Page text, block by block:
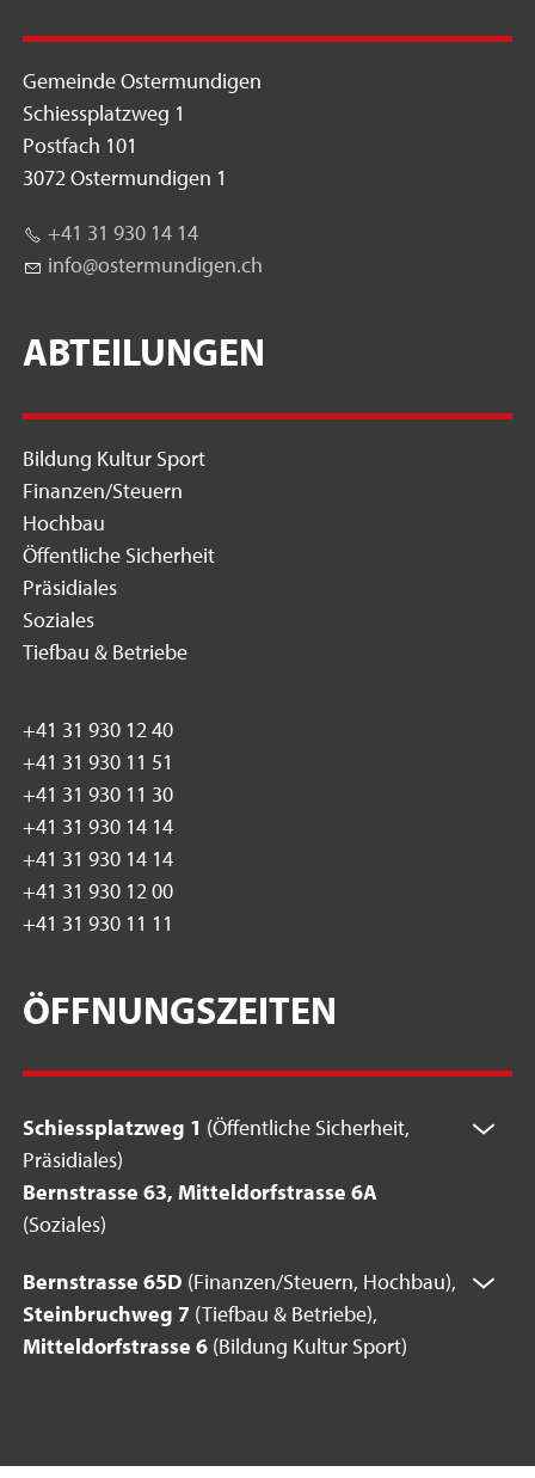
Gemeinde Ostermundigen
Schiessplatzweg 1
Postfach 101
3072 Ostermundigen 1
+41 31 930 14 14
nf
st rm nd g n ch
ABTEILUNGEN
Bildung Kultur Sport
Finanzen/Steuern
Hochbau
Öffentliche Sicherheit
Präsidiales
Soziales
Tiefbau & Betriebe
+41 31 930 12 40
+41 31 930 11 51
+41 31 930 11 30
+41 31 930 14 14
+41 31 930 14 14
+41 31 930 12 00
+41 31 930 11 11
ÖFFNUNGSZEITEN
Schiessplatzweg 1 (Öffentliche Sicherheit,
Präsidiales)
Bernstrasse 63, Mitteldorfstrasse 6A
(Soziales)
Bernstrasse 65D (Finanzen/Steuern, Hochbau),
Steinbruchweg 7 (Tiefbau & Betriebe),
Mitteldorfstrasse 6 (Bildung Kultur Sport)